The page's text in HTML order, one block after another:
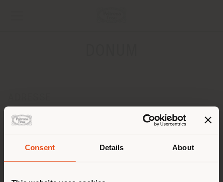
Consent Details About
Leopoldplaats 8
ANTWERPEN 2000
KONTAKTE